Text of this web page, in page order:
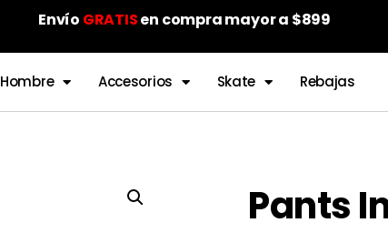
Envío GRATISen compra mayor a $899
Hombre Accesorios Skate Rebajas
Pants